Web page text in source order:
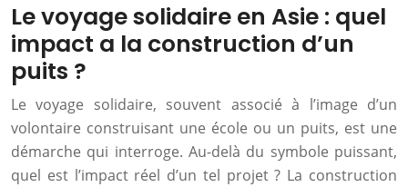
Le voyage solidaire en Asie : quel
impact a la construction d’un
puits ?
Le voyage solidaire, souvent associé à l’image d’un
volontaire construisant une école ou un puits, est une
démarche qui interroge. Au-delà du symbole puissant,
quel est l’impact réel d’un tel projet ? La construction